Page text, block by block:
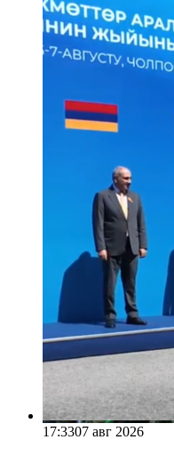
17:3307 авг 2026